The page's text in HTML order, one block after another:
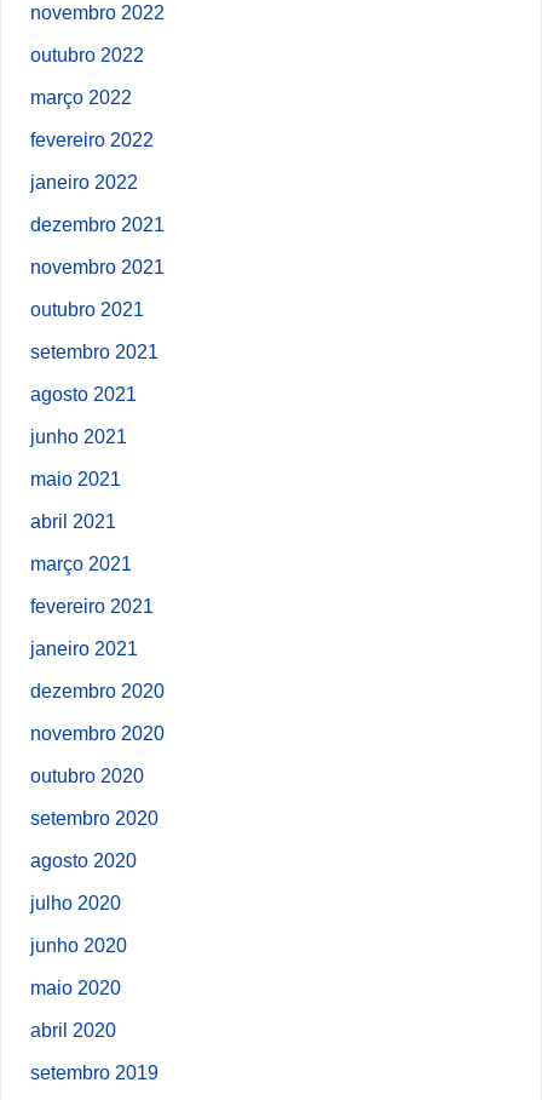
novembro 2022
outubro 2022
março 2022
fevereiro 2022
janeiro 2022
dezembro 2021
novembro 2021
outubro 2021
setembro 2021
agosto 2021
junho 2021
maio 2021
abril 2021
março 2021
fevereiro 2021
janeiro 2021
dezembro 2020
novembro 2020
outubro 2020
setembro 2020
agosto 2020
julho 2020
junho 2020
maio 2020
abril 2020
setembro 2019